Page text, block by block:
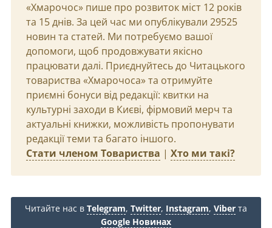
«Хмарочос» пише про розвиток міст 12 років
та 15 днів. За цей час ми опублікували 29525
новин та статей. Ми потребуємо вашої
допомоги, щоб продовжувати якісно
працювати далі. Приєднуйтесь до Читацького
товариства «Хмарочоса» та отримуйте
приємні бонуси від редакції: квитки на
культурні заходи в Києві, фірмовий мерч та
актуальні книжки, можливість пропонувати
редакції теми та багато іншого.
Стати членом Товариства | Хто ми такі?
Читайте нас в Telegram, Twitter, Instagram, Viber та
Google Новинах